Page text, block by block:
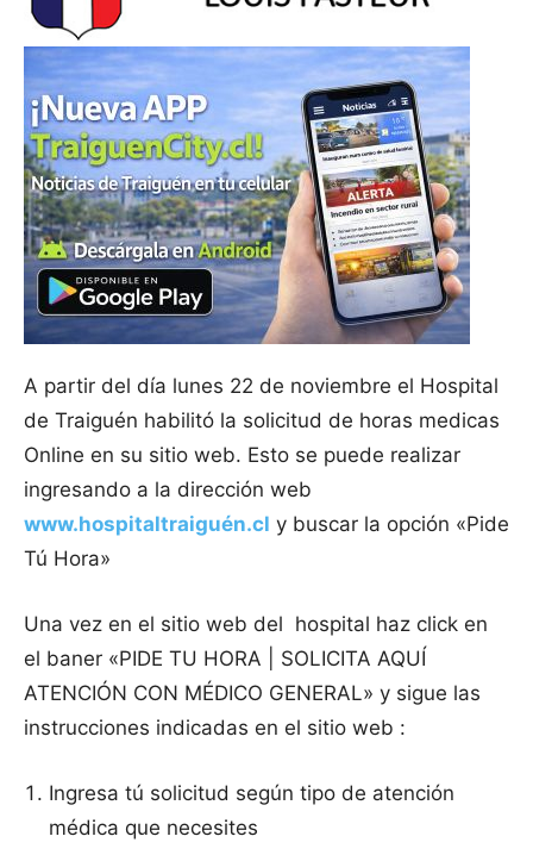
A partir del día lunes 22 de noviembre el Hospital
de Traiguén habilitó la solicitud de horas medicas
Online en su sitio web. Esto se puede realizar
ingresando a la dirección web
www.hospitaltraiguén.cl y buscar la opción «Pide
Tú Hora»
Una vez en el sitio web del hospital haz click en
el baner «PIDE TU HORA | SOLICITA AQUÍ
ATENCIÓN CON MÉDICO GENERAL» y sigue las
instrucciones indicadas en el sitio web :
Ingresa tú solicitud según tipo de atención
médica que necesites